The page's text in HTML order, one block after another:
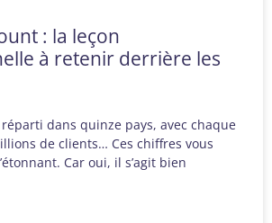
: la leçon
à retenir derrière les
dans quinze pays, avec chaque
de clients… Ces chiffres vous
Car oui, il s’agit bien